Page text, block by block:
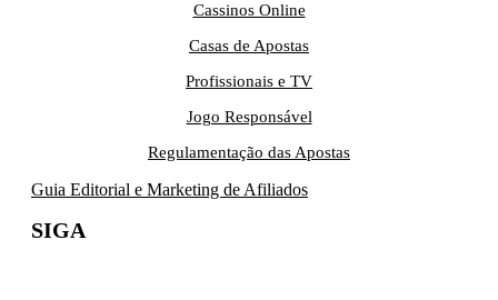
Cassinos Online
Casas de Apostas
Profissionais e TV
Jogo Responsável
Regulamentação das Apostas
Guia Editorial e Marketing de Afiliados
SIGA